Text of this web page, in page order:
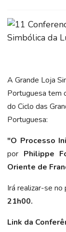
A Grande Loja
Portuguesa tem
do Ciclo das
Portuguesa:
"O Processo
por Philippe
Oriente de
Irá realizar-se no
21h00.
Link da